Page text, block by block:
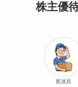
株主優
配達員